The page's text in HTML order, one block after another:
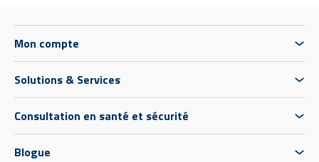
Mon compte
Solutions & Services
Consultation en santé et sécurité
Blogue